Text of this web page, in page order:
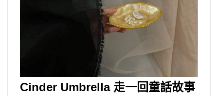
月 3 日，於伊日好物高雄駁二店二樓展覽空間，
一次展出 365 件作品。 馬賽百年製皂工藝結合
台灣陶藝創作的潔淨時光 由 72% 橄欖油、小蘇
打、水、鹽熬製而成的馬賽皂，是法國不可或缺
的洗沐與清潔民生用品。此次將質地天然、極簡
純粹的傳統馬賽皂結合台灣當代陶藝創作，讓看
似普遍的日常清潔動作，也能體現「帶給人喜悅
感受」的潔淨生活。 365 天四季釉彩手作皂盤
融入法國馬賽港灣風景 馬賽位居地中海，常年陽
Cinder Umbrella 走一回童話故事